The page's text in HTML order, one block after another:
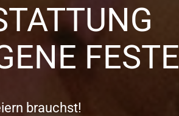
FESTE
brauchst!